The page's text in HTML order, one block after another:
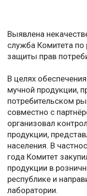
Выявлена
служба Комитета по
защиты прав
В целях
мучной продукции,
потребительском
совместно с
организовал
продукции,
населения. В
года Комитет
продукции в
республике и
лаборатории.